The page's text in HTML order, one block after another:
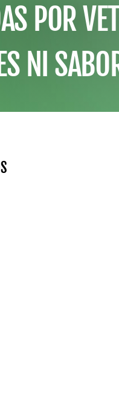
POR
NI